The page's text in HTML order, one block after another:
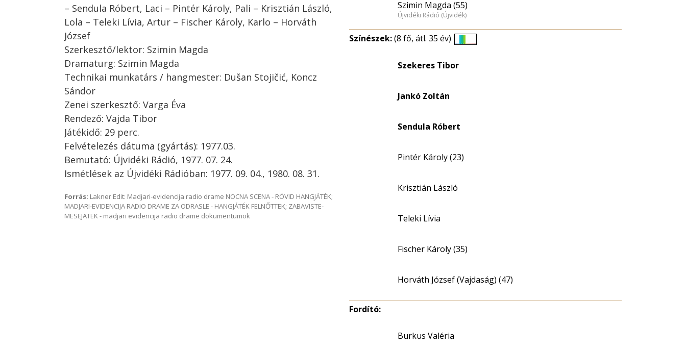
– Sendula Róbert, Laci – Pintér Károly, Pali – Krisztián László,
Lola – Teleki Lívia, Artur – Fischer Károly, Karlo – Horváth
József
Szerkesztő/lektor: Szimin Magda
Dramaturg: Szimin Magda
Technikai munkatárs / hangmester: Dušan Stojičić, Koncz
Sándor
Zenei szerkesztő: Varga Éva
Rendező: Vajda Tibor
Játékidő: 29 perc.
Felvételezés dátuma (gyártás): 1977.03.
Bemutató: Újvidéki Rádió, 1977. 07. 24.
Ismétlések az Újvidéki Rádióban: 1977. 09. 04., 1980. 08. 31.
Forrás: Lakner Edit: Madjari-evidencija radio drame NOCNA SCENA - RÖVID HANGJÁTÉK;
MADJARI-EVIDENCIJA RADIO DRAME ZA ODRASLE - HANGJÁTÉK FELNŐTTEK; ZABAVISTE-
MESEJATEK - madjari evidencija radio drame dokumentumok
Szimin Magda (55)
Újvidéki Rádió (Újvidék)
Színészek:(8 fő, átl. 35 év)
Szekeres Tibor
Jankó Zoltán
Sendula Róbert
Pintér Károly (23)
Krisztián László
Teleki Lívia
Fischer Károly (35)
Horváth József (Vajdaság) (47)
Fordító:
Burkus Valéria